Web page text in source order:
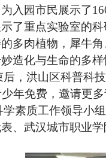
为入园市民展示了
了重点实验室的
的多肉植物 ，犀牛
造化与生命的多
后，洪山区科普科
年免费，邀请更多
素质工作领导小
、武汉城市职业